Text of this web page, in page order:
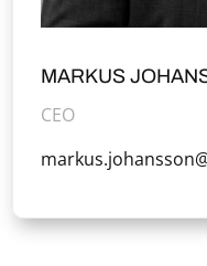
MARKUS
CEO